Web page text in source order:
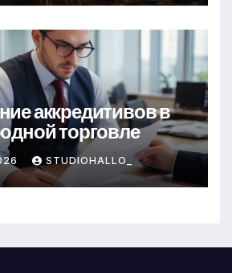
аккредитивов в
торговле
STUDIOHALLO_